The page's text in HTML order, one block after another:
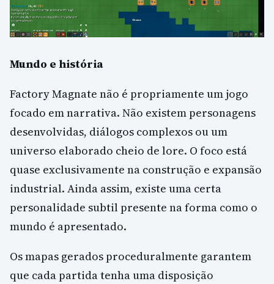
Mundo e história
Factory Magnate não é propriamente um jogo
focado em narrativa. Não existem personagens
desenvolvidas, diálogos complexos ou um
universo elaborado cheio de lore. O foco está
quase exclusivamente na construção e expansão
industrial. Ainda assim, existe uma certa
personalidade subtil presente na forma como o
mundo é apresentado.
Os mapas gerados proceduralmente garantem
que cada partida tenha uma disposição